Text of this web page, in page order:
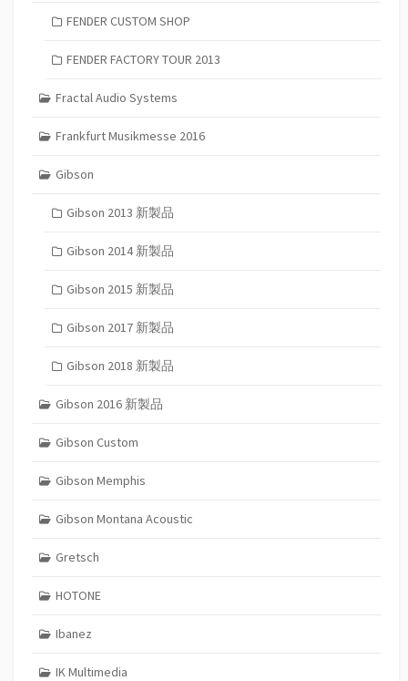
FENDER CUSTOM SHOP
FENDER FACTORY TOUR 2013
Fractal Audio Systems
Frankfurt Musikmesse 2016
Gibson
Gibson 2013 新製品
Gibson 2014 新製品
Gibson 2015 新製品
Gibson 2017 新製品
Gibson 2018 新製品
Gibson 2016 新製品
Gibson Custom
Gibson Memphis
Gibson Montana Acoustic
Gretsch
HOTONE
Ibanez
IK Multimedia